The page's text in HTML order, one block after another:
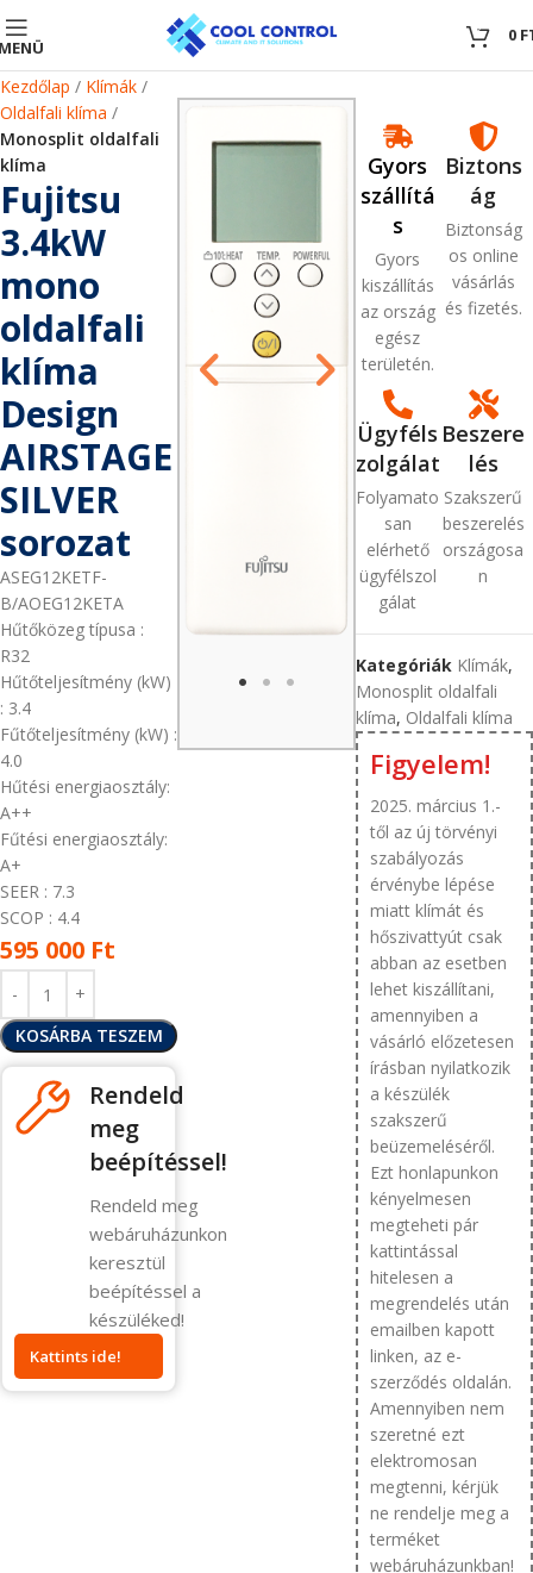
0 0
Kezdőlap
Klímák
Oldalfali klíma
Monosplit oldalfali
klíma
Fujitsu
3.4kW
mono
oldalfali
klíma
Design
AIRSTAGE
SILVER
sorozat
ASEG12KETF-
B/AOEG12KETA
Hűtőközeg típusa :
R32
Hűtőteljesítmény (kW)
: 3.4
Fűtőteljesítmény (kW) :
4.0
Hűtési energiaosztály:
A++
Fűtési energiaosztály:
A+
SEER : 7.3
SCOP : 4.4
595 000 Ft
KOSÁRBA TESZEM
Rendeld
meg
beépítéssel!
Rendeld meg
webáruházunkon
keresztül
beépítéssel a
készüléked!
Kattints ide!
Gyors
szállítá
s
Gyors
kiszállítás
az ország
egész
területén.
Biztons
ág
Biztonság
os online
vásárlás
és fizetés.
Ügyféls
zolgálat
Folyamato
san
elérhető
ügyfélszol
gálat
Beszere
lés
Szakszerű
beszerelés
országosa
n
Kategóriák Klímák,
Monosplit oldalfali
klíma, Oldalfali klíma
Figyelem!
2025. március 1.-
től az új törvényi
szabályozás
érvénybe lépése
miatt klímát és
hőszivattyút csak
abban az esetben
lehet kiszállítani,
amennyiben a
vásárló előzetesen
írásban nyilatkozik
a készülék
szakszerű
beüzemeléséről.
Ezt honlapunkon
kényelmesen
megteheti pár
kattintással
hitelesen a
megrendelés után
emailben kapott
linken, az e-
szerződés oldalán.
Amennyiben nem
szeretné ezt
elektromosan
megtenni, kérjük
ne rendelje meg a
terméket
webáruházunkban!